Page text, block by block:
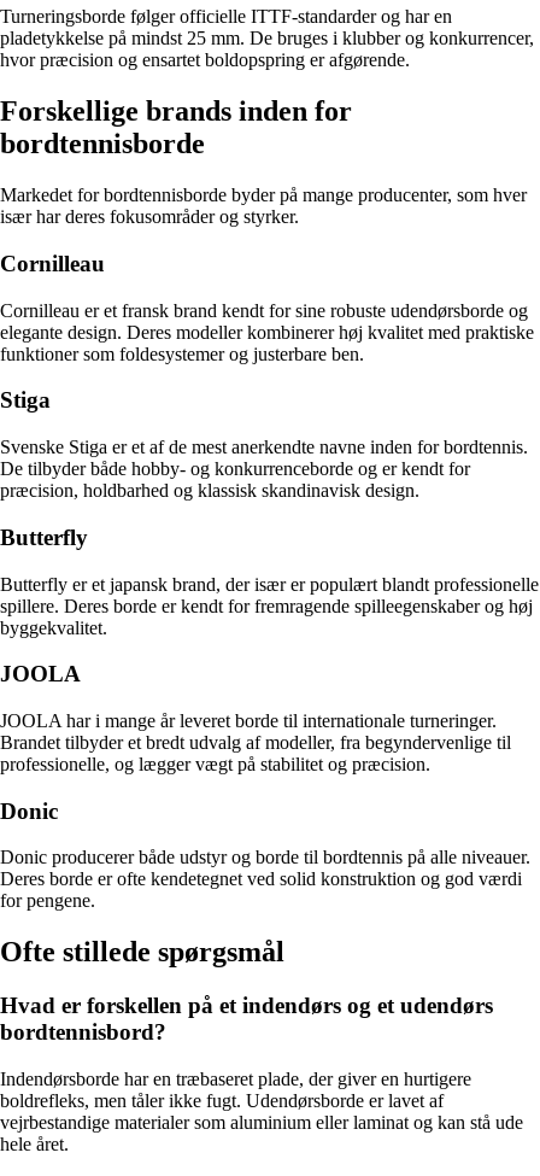
Turneringsborde følger officielle ITTF-standarder og har en
pladetykkelse på mindst 25 mm. De bruges i klubber og konkurrencer,
hvor præcision og ensartet boldopspring er afgørende.
Forskellige brands inden for
bordtennisborde
Markedet for bordtennisborde byder på mange producenter, som hver
især har deres fokusområder og styrker.
Cornilleau
Cornilleau er et fransk brand kendt for sine robuste udendørsborde og
elegante design. Deres modeller kombinerer høj kvalitet med praktiske
funktioner som foldesystemer og justerbare ben.
Stiga
Svenske Stiga er et af de mest anerkendte navne inden for bordtennis.
De tilbyder både hobby- og konkurrenceborde og er kendt for
præcision, holdbarhed og klassisk skandinavisk design.
Butterfly
Butterfly er et japansk brand, der især er populært blandt professionelle
spillere. Deres borde er kendt for fremragende spilleegenskaber og høj
byggekvalitet.
JOOLA
JOOLA har i mange år leveret borde til internationale turneringer.
Brandet tilbyder et bredt udvalg af modeller, fra begyndervenlige til
professionelle, og lægger vægt på stabilitet og præcision.
Donic
Donic producerer både udstyr og borde til bordtennis på alle niveauer.
Deres borde er ofte kendetegnet ved solid konstruktion og god værdi
for pengene.
Ofte stillede spørgsmål
Hvad er forskellen på et indendørs og et udendørs
bordtennisbord?
Indendørsborde har en træbaseret plade, der giver en hurtigere
boldrefleks, men tåler ikke fugt. Udendørsborde er lavet af
vejrbestandige materialer som aluminium eller laminat og kan stå ude
hele året.